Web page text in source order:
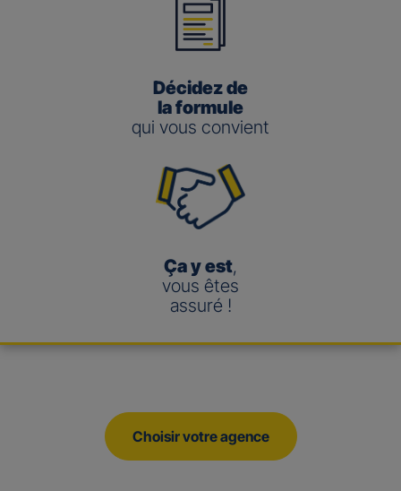
Décidez de
la formule
qui vous convient
Ça y est,
vous êtes
assuré !
Choisir votre agence